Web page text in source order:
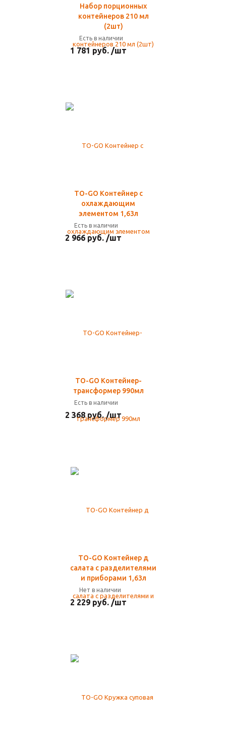
Набор порционных
контейнеров 210 мл
(2шт)
Есть в наличии
1 781 руб. /шт
TO-GO Контейнер с
охлаждающим
элементом 1,63л
Есть в наличии
2 966 руб. /шт
TO-GO Контейнер-
трансформер 990мл
Есть в наличии
2 368 руб. /шт
TO-GO Контейнер д
салата с разделителями
и приборами 1,63л
Нет в наличии
2 229 руб. /шт